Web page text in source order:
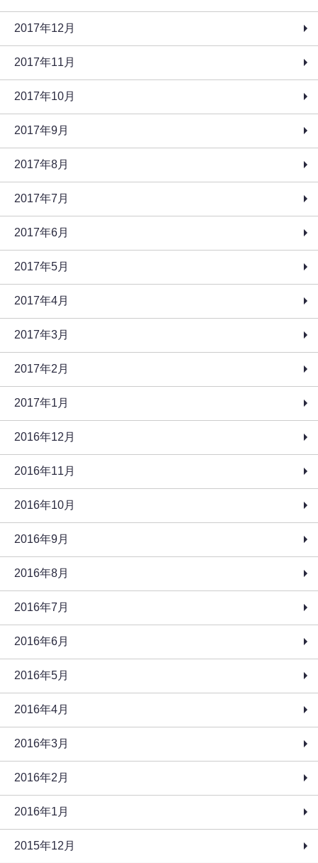
2017年12月
2017年11月
2017年10月
2017年9月
2017年8月
2017年7月
2017年6月
2017年5月
2017年4月
2017年3月
2017年2月
2017年1月
2016年12月
2016年11月
2016年10月
2016年9月
2016年8月
2016年7月
2016年6月
2016年5月
2016年4月
2016年3月
2016年2月
2016年1月
2015年12月